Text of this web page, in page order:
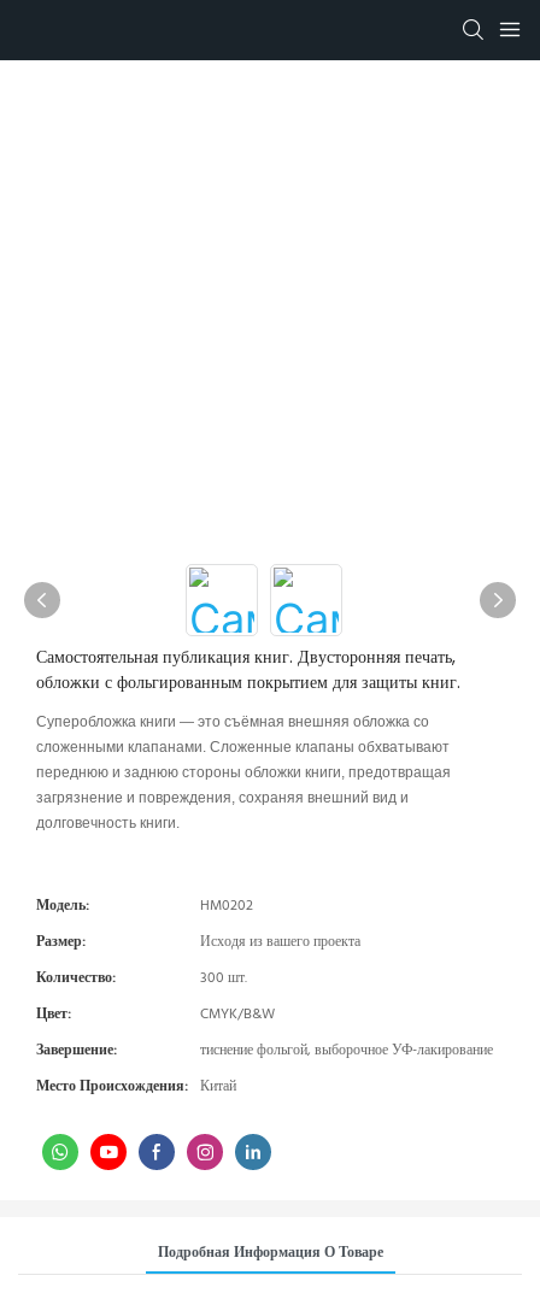
Самостоятельная публикация книг. Двусторонняя печать,
обложки с фольгированным покрытием для защиты книг.
Суперобложка книги — это съёмная внешняя обложка со
сложенными клапанами. Сложенные клапаны обхватывают
переднюю и заднюю стороны обложки книги, предотвращая
загрязнение и повреждения, сохраняя внешний вид и
долговечность книги.
Модель:
HM0202
Размер:
Исходя из вашего проекта
Количество:
300 шт.
Цвет:
CMYK/B&W
Завершение:
тиснение фольгой, выборочное УФ-лакирование
Место Происхождения: Китай
Подробная Информация О Товаре